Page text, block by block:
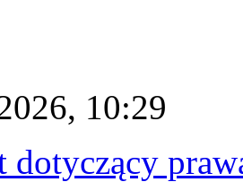
10:29